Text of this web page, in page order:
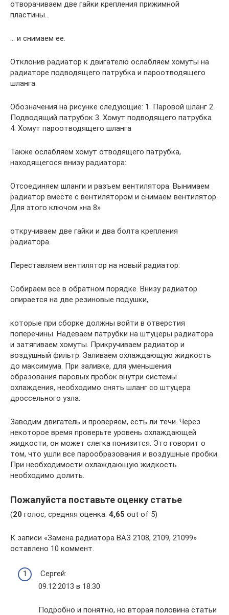
отворачиваем две гайки крепления прижимной
пластины…
… и снимаем ее.
Отклонив радиатор к двигателю ослабляем хомуты на
радиаторе подводящего патрубка и пароотводящего
шланга.
Обозначения на рисунке следующие: 1. Паровой шланг 2.
Подводящий патрубок 3. Хомут подводящего патрубка
4. Хомут пароотводящего шланга
Также ослабляем хомут отводящего патрубка,
находящегося внизу радиатора:
Отсоединяем шланги и разъем вентилятора. Вынимаем
радиатор вместе с вентилятором и снимаем вентилятор.
Для этого ключом «на 8»
откручиваем две гайки и два болта крепления
радиатора.
Переставляем вентилятор на новый радиатор:
Собираем всё в обратном порядке. Внизу радиатор
опирается на две резиновые подушки,
которые при сборке должны войти в отверстия
поперечины. Надеваем патрубки на штуцеры радиатора
и затягиваем хомуты. Прикручиваем радиатор и
воздушный фильтр. Заливаем охлаждающую жидкость
до максимума. При заливке, для уменьшения
образования паровых пробок внутри системы
охлаждения, необходимо снять шланг со штуцера
дроссельного узла:
Заводим двигатель и проверяем, есть ли течи. Через
некоторое время проверьте уровень охлаждающей
жидкости, он может слегка понизится. Это говорит о
том, что ушли все парообразования и воздушные пробки.
При необходимости охлаждающую жидкость
необходимо долить.
Пожалуйста поставьте оценку статье
(20 голос, средняя оценка: 4,65 out of 5)
К записи «Замена радиатора ВАЗ 2108, 2109, 21099»
оставлено 10 коммент.
Сергей:
09.12.2013 в 18:30
Подробно и понятно, но вторая половина статьи